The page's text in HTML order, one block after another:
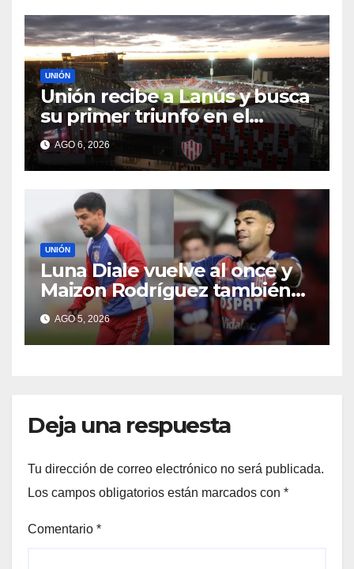
UNIÓN
Unión recibe a Lanús y busca
su primer triunfo en el
Torneo Clausura: seguí el
minuto a minuto
AGO 6, 2026
UNIÓN
Luna Diale vuelve al once y
Maizon Rodríguez también
sería titular
AGO 5, 2026
Deja una respuesta
Tu dirección de correo electrónico no será publicada.
Los campos obligatorios están marcados con *
Comentario *